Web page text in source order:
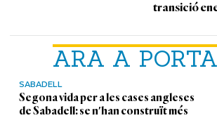
ARA A
SABADELL
Segona vida per a les cases angleses
de Sabadell: se n'han construït més
transició